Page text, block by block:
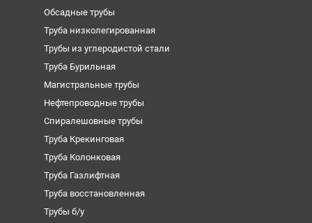
Обсадные трубы
Труба низколегированная
Трубы из углеродистой стали
Труба Бурильная
Магистральные трубы
Нефтепроводные трубы
Спиралешовные трубы
Труба Крекинговая
Труба Колонковая
Труба Газлифтная
Труба восстановленная
Трубы б/у